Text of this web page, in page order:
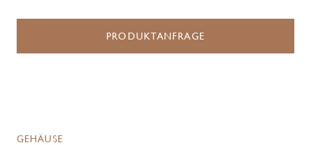
PRODUKTANFRAGE
GEHÄUSE